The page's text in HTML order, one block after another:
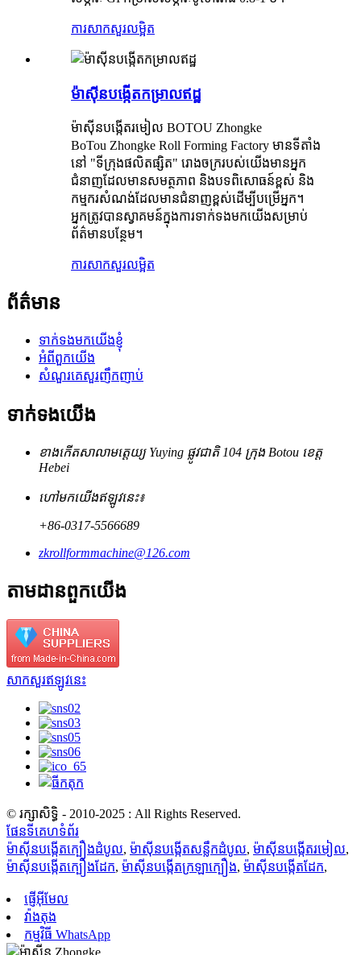
ការសាកសួរលម្អិត
ម៉ាស៊ីនបង្កើតកម្រាលឥដ្ឋ
ម៉ាស៊ីនបង្កើតរមៀល BOTOU Zhongke
BoTou Zhongke Roll Forming Factory មានទីតាំង
នៅ "ទីក្រុងផលិតផ្សិត" រោងចក្ររបស់យើងមានអ្នក
ជំនាញដែលមានសមត្ថភាព និងបទពិសោធន៍ខ្ពស់ និង
កម្មករសំណង់ដែលមានជំនាញខ្ពស់ដើម្បីបម្រើអ្នក។
អ្នកត្រូវបានស្វាគមន៍ក្នុងការទាក់ទងមកយើងសម្រាប់
ព័ត៌មានបន្ថែម។
ការសាកសួរលម្អិត
ព័ត៌មាន
ទាក់ទងមកយើងខ្ញុំ
អំពីពួកយើង
សំណួរគេសួរញឹកញាប់
ទាក់ទង​យើង
ខាងកើតសាលាមត្តេយ្យ Yuying ផ្លូវជាតិ 104 ក្រុង Botou ខេត្ត
Hebei
ហៅមកយើងឥឡូវនេះ៖
+86-0317-5566689
zkrollformmachine@126.com
តាមដានពួកយើង
សាកសួរឥឡូវនេះ
© រក្សាសិទ្ធិ - 2010-2025 : All Rights Reserved.
ផែនទីគេហទំព័រ
ម៉ាស៊ីនបង្កើតក្បឿងដំបូល, ម៉ាស៊ីនបង្កើតសន្លឹកដំបូល, ម៉ាស៊ីនបង្កើតរមៀល,
ម៉ាស៊ីនបង្កើតក្បឿងដែក, ម៉ាស៊ីនបង្កើតក្រឡាក្បឿង, ម៉ាស៊ីនបង្កើតដែក,
ផ្ញើអ៊ីមែល
វ៉ាងតុង
កម្មវិធី WhatsApp